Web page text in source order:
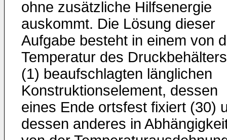
ohne zusätzliche Hilfsenergie
auskommt. Die Lösung dieser
Aufgabe besteht in einem von
Temperatur des Druckbe­hälters
(1) beaufschlagten länglichen
Konstruktions­element, dessen
eines Ende ortsfest fixiert (30)
dessen anderes in